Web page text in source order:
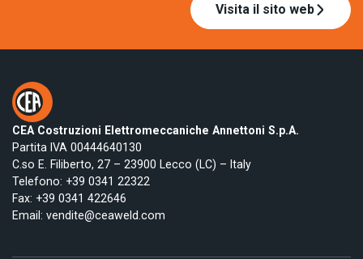
Visita il sito web
CEA Costruzioni Elettromeccaniche Annettoni S.p.A.
Partita IVA 00444640130
C.so E. Filiberto, 27 – 23900 Lecco (LC) – Italy
Telefono: +39 0341 22322
Fax: +39 0341 422646
Email: vendite@ceaweld.com